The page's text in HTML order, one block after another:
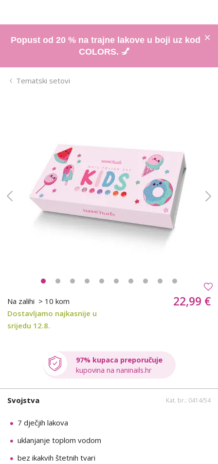
Popust od 20 % na trajne lakove u boji uz kod
COLORS. 💅
Tematski setovi
Na zalihi > 10 kom
Dostavljamo najkasnije u
srijedu 12.8.
22,99 €
97% kupaca preporučuje
kupovina na naninails.hr
Svojstva Kat. br.: 0414/54
7 dječjih lakova
uklanjanje toplom vodom
bez ikakvih štetnih tvari